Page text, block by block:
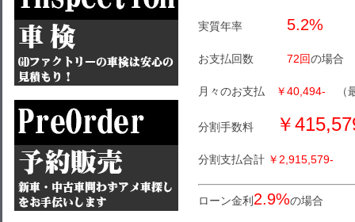
実質年率 5.2%
お支払回数 72回の場合
月々のお支払 ￥40,494- （
分割手数料 ￥
分割支払合計 ￥2,915,579-
ローン金利 2.9%の場合